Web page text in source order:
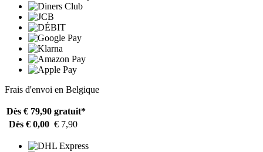
Frais d'envoi en Belgique
Dès € 79,90 gratuit*
Dès € 0,00 € 7,90